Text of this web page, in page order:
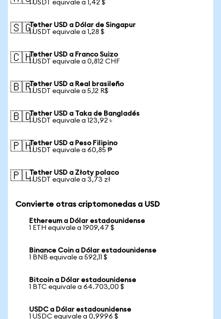
1 USDT equivale a 1,42 $
🇸🇬Tether USD a Dólar de Singapur
1 USDT equivale a 1,28 $
🇨🇭Tether USD a Franco Suizo
1 USDT equivale a 0,812 CHF
🇧🇷Tether USD a Real brasileño
1 USDT equivale a 5,12 R$
🇧🇩Tether USD a Taka de Bangladés
1 USDT equivale a 123,92 ৳
🇵🇭Tether USD a Peso Filipino
1 USDT equivale a 60,85 ₱
🇵🇱Tether USD a Złoty polaco
1 USDT equivale a 3,73 zł
Convierte otras criptomonedas a USD
Ethereum a Dólar estadounidense
1 ETH equivale a 1909,47 $
Binance Coin a Dólar estadounidense
1 BNB equivale a 592,11 $
Bitcoin a Dólar estadounidense
1 BTC equivale a 64.703,00 $
USDC a Dólar estadounidense
1 USDC equivale a 0,9996 $